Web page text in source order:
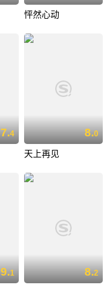
怦然心动
7.4 8.0
天上再见
9.1 8.2